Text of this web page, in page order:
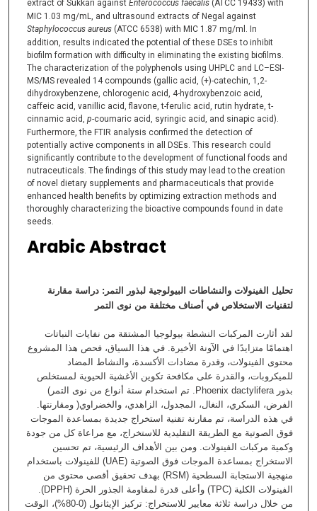
extract of Sukkari against Enterococcus faecalis (ATCC 19433) with
MIC 1.03 mg/mL, and ultrasound extracts of Negal against
Staphylococcus aureus (ATCC 6538) with MIC 1.87 mg/ml. In
addition, results indicated the potential of these DSEs to inhibit
biofilm formation with difficulty in eliminating the existing biofilms.
The characterization of the polyphenols using UHPLC and LC–ESI-
MS/MS revealed 14 compounds (gallic acid, (+)-catechin, 1,2-
dihydroxybenzene, chlorogenic acid, 4-hydroxybenzoic acid,
caffeic acid, vanillic acid, flavone, t-ferulic acid, rutin hydrate, t-
cinnamic acid, p-coumaric acid, syringic acid, and sinapic acid).
Furthermore, the FTIR analysis confirmed the detection of
potentially active components in all DSEs. This research could
significantly contribute to the development of functional foods and
nutraceuticals. The findings of this study may lead to the creation
of novel dietary supplements and pharmaceuticals that provide
enhanced health benefits by optimizing extraction methods and
thoroughly characterizing the bioactive compounds found in date
seeds.
Arabic Abstract
تحليل الفينولات والنشاطات البيولوجية لبذور التمر: دراسة مقارنة
لتقنيات الاستخلاص في أصناف مختلفة من نوى التمر
لقد أثارت المركبات النشطة بيولوجيا المشتقة من نفايات النباتات
اهتمامًا متزايدًا في الآونة الأخيرة. في هذا السياق، فحص هذا المشروع
محتوى الفينولات، وقدرة مضادات الأكسدة، والنشاط المضاد
للميكروبات، والقدرة على مكافحة تكوين الأغشية الحيوية لمستخلص
بذور Phoenix dactylifera. تم استخدام ستة أنواع من نوى التمر)
الفرض، السكري، النغال، المجدول، الزاهدي، والخضراوي( ومقارنتها.
في هذه الدراسة، تم مقارنة تقنية استخراج جديدة بمساعدة الموجات
فوق الصوتية مع الطريقة التقليدية للاستخراج، مع مراعاة كل من جودة
وكمية مركبات الفينولات. ومن بين الأهداف الرئيسية، تم تحسين
الاستخراج بمساعدة الموجات فوق الصوتية (UAE) للفينولات باستخدام
منهجية الاستجابة السطحية (RSM) بهدف تحقيق أقصى محتوى من
الفينولات الكلية (TPC) وأعلى قدرة لمقاومة الجذور الحرة (DPPH).
من خلال دراسة ثلاثة معايير للاستخراج: تركيز الإيثانول (0-80%)، الوقت